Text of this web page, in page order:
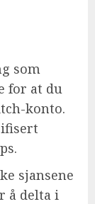
som
for at du
konto.
sjansene
å delta i